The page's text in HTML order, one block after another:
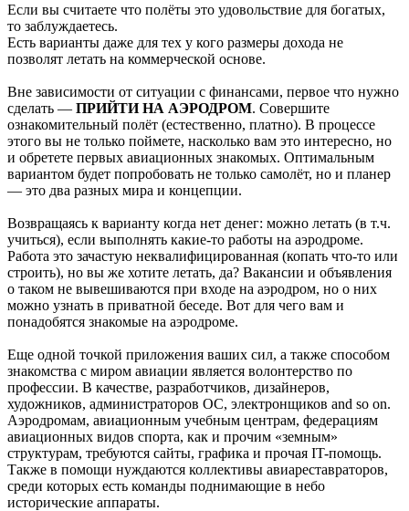
Если вы считаете что полёты это удовольствие для богатых,
то заблуждаетесь.
Есть варианты даже для тех у кого размеры дохода не
позволят летать на коммерческой основе.
Вне зависимости от ситуации с финансами, первое что нужно
сделать — ПРИЙТИ НА АЭРОДРОМ. Совершите
ознакомительный полёт (естественно, платно). В процессе
этого вы не только поймете, насколько вам это интересно, но
и обретете первых авиационных знакомых. Оптимальным
вариантом будет попробовать не только самолёт, но и планер
— это два разных мира и концепции.
Возвращаясь к варианту когда нет денег: можно летать (в т.ч.
учиться), если выполнять какие-то работы на аэродроме.
Работа это зачастую неквалифицированная (копать что-то или
строить), но вы же хотите летать, да? Вакансии и объявления
о таком не вывешиваются при входе на аэродром, но о них
можно узнать в приватной беседе. Вот для чего вам и
понадобятся знакомые на аэродроме.
Еще одной точкой приложения ваших сил, а также способом
знакомства с миром авиации является волонтерство по
профессии. В качестве, разработчиков, дизайнеров,
художников, администраторов ОС, электронщиков and so on.
Аэродромам, авиационным учебным центрам, федерациям
авиационных видов спорта, как и прочим «земным»
структурам, требуются сайты, графика и прочая IT-помощь.
Также в помощи нуждаются коллективы авиареставраторов,
среди которых есть команды поднимающие в небо
исторические аппараты.